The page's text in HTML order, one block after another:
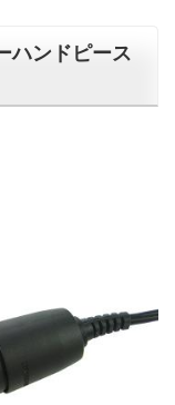
ハンドピース